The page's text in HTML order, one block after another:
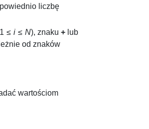
liczbę
1 ≤ i ≤ N), znaku + lub
od znaków
wartościom